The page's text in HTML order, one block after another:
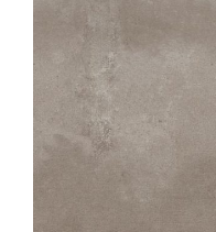
Betontegels
Siergrind
Producten